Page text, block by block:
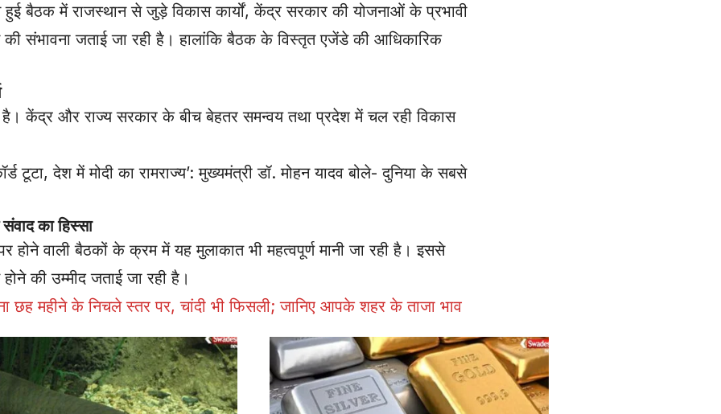
बैठक में राजस्थान से जुड़े विकास कार्यों, केंद्र सरकार की योजनाओं के प्रभावी
की संभावना जताई जा रही है। हालांकि बैठक के विस्तृत एजेंडे की आधिकारिक
है। केंद्र और राज्य सरकार के बीच बेहतर समन्वय तथा प्रदेश में चल रही विकास
देश में मोदी का रामराज्य’: मुख्यमंत्री डॉ. मोहन यादव बोले- दुनिया के सबसे
का हिस्सा
वाली बैठकों के क्रम में यह मुलाकात भी महत्वपूर्ण मानी जा रही है। इससे
की उम्मीद जताई जा रही है।
महीने के निचले स्तर पर, चांदी भी फिसली; जानिए आपके शहर के ताजा भाव